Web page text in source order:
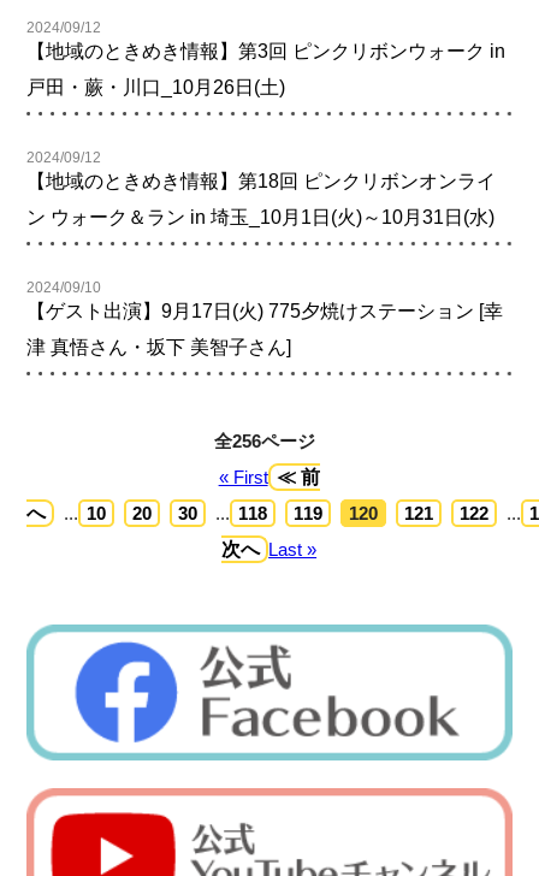
2024/09/12
【地域のときめき情報】第3回 ピンクリボンウォーク in
戸田・蕨・川口_10月26日(土)
2024/09/12
【地域のときめき情報】第18回 ピンクリボンオンライ
ン ウォーク＆ラン in 埼玉_10月1日(火)～10月31日(水)
2024/09/10
【ゲスト出演】9月17日(火) 775夕焼けステーション [幸
津 真悟さん・坂下 美智子さん]
全256ページ
« First ≪ 前
へ ... 10 20 30 ... 118 119 120 121 122 ...
次へ Last »